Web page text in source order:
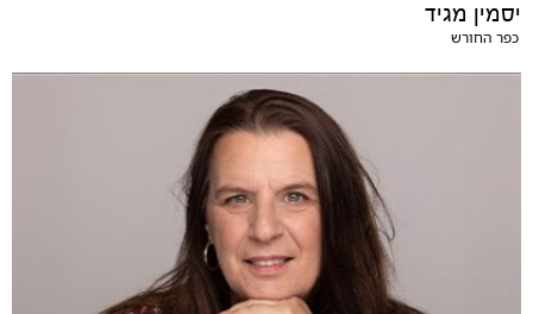
יסמין מגיד
כפר החורש